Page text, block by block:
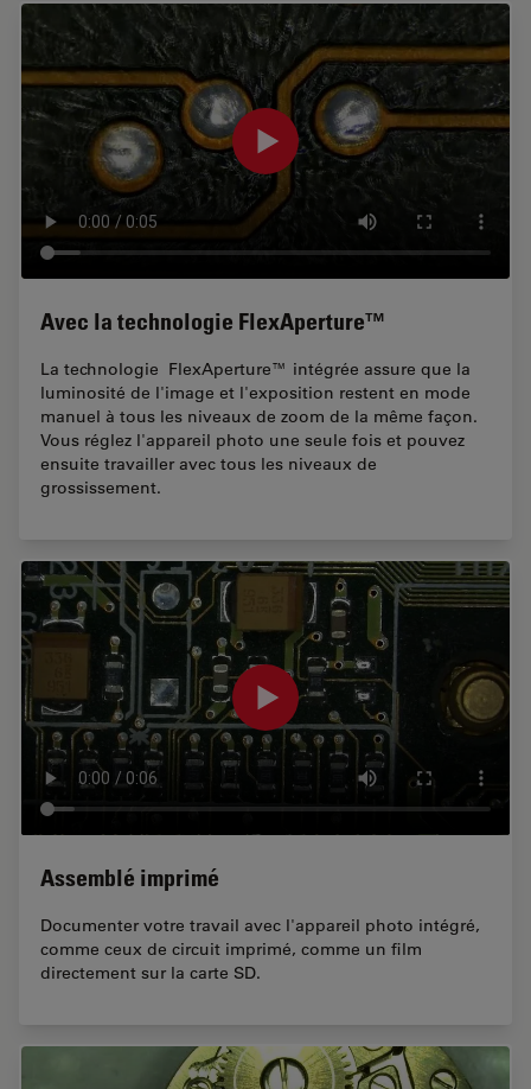
Avec la technologie FlexAperture™
La technologie FlexAperture™ intégrée assure que la
luminosité de l'image et l'exposition restent en mode
manuel à tous les niveaux de zoom de la même façon.
Vous réglez l'appareil photo une seule fois et pouvez
ensuite travailler avec tous les niveaux de
grossissement.
Assemblé imprimé
Documenter votre travail avec l'appareil photo intégré,
comme ceux de circuit imprimé, comme un film
directement sur la carte SD.